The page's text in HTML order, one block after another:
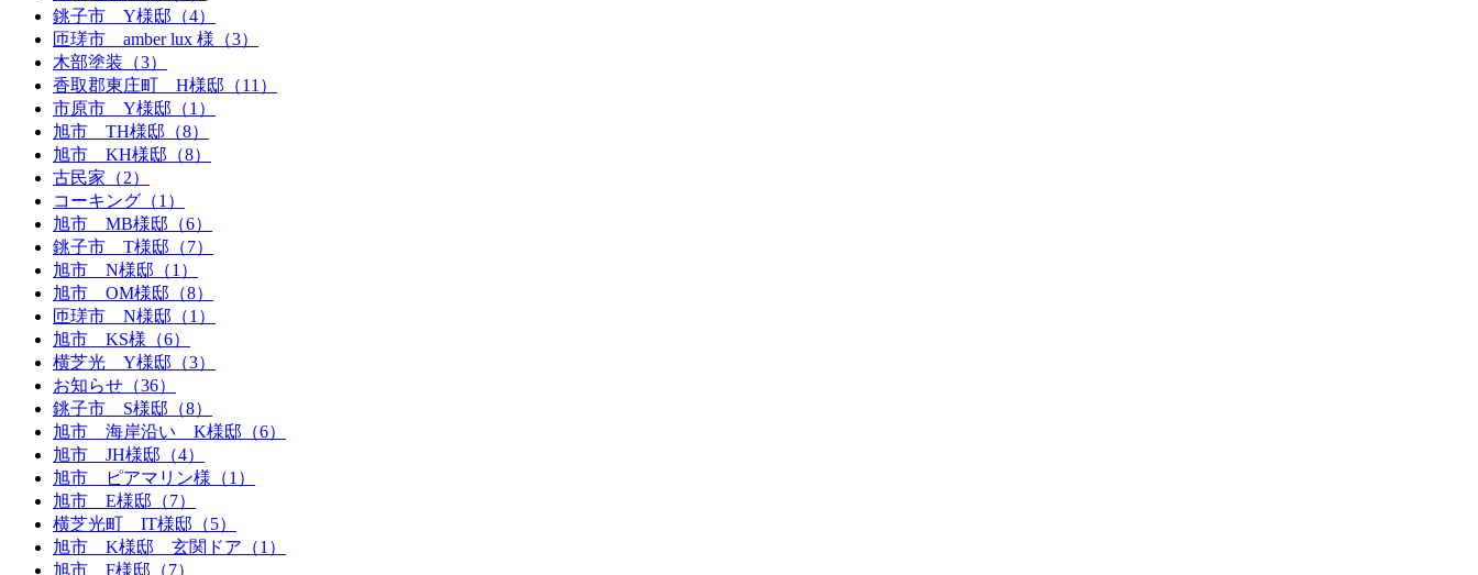
銚子市 Y様邸（4）
匝瑳市 amber lux 様（3）
木部塗装（3）
香取郡東庄町 H様邸（11）
市原市 Y様邸（1）
旭市 TH様邸（8）
旭市 KH様邸（8）
古民家（2）
コーキング（1）
旭市 MB様邸（6）
銚子市 T様邸（7）
旭市 N様邸（1）
旭市 OM様邸（8）
匝瑳市 N様邸（1）
旭市 KS様（6）
横芝光 Y様邸（3）
お知らせ（36）
銚子市 S様邸（8）
旭市 海岸沿い K様邸（6）
旭市 JH様邸（4）
旭市 ピアマリン様（1）
旭市 E様邸（7）
横芝光町 IT様邸（5）
旭市 K様邸 玄関ドア（1）
旭市 F様邸（7）